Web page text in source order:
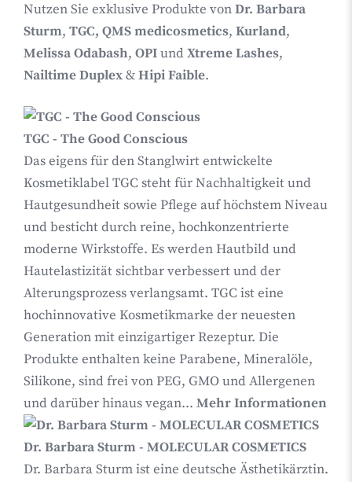
Nutzen Sie exklusive Produkte vonDr. Barbara
Sturm, TGC, QMS medicosmetics, Kurland,
Melissa Odabash, OPIundXtreme Lashes,
Nailtime Duplex&Hipi Faible.
TGC - The Good Conscious
Das eigens für den Stanglwirt entwickelte
Kosmetiklabel TGC steht für Nachhaltigkeit und
Hautgesundheit sowie Pflege auf höchstem Niveau
und besticht durch reine, hochkonzentrierte
moderne Wirkstoffe. Es werden Hautbild und
Hautelastizität sichtbar verbessert und der
Alterungsprozess verlangsamt. TGC ist eine
hochinnovative Kosmetikmarke der neuesten
Generation mit einzigartiger Rezeptur. Die
Produkte enthalten keine Parabene, Mineralöle,
Silikone, sind frei von PEG, GMO und Allergenen
und darüber hinaus vegan... Mehr Informationen
Dr. Barbara Sturm - MOLECULAR COSMETICS
Dr. Barbara Sturm ist eine deutsche Ästhetikärztin.